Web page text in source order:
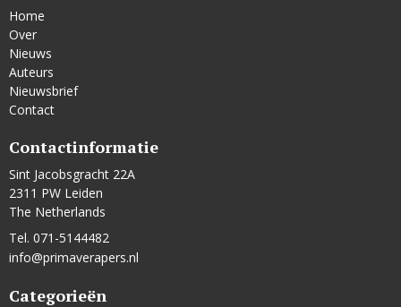
Home
Over
Nieuws
Auteurs
Nieuwsbrief
Contact
Contactinformatie
Sint Jacobsgracht 22A
2311 PW Leiden
The Netherlands
Tel. 071-5144482
info@primaverapers.nl
Categorieën